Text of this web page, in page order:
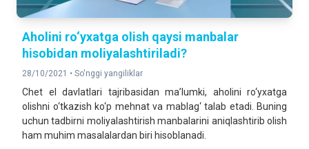
Aholini ro‘yxatga olish qaysi manbalar
hisobidan moliyalashtiriladi?
28/10/2021 • So'nggi yangiliklar
Chet el davlatlari tajribasidan ma’lumki, aholini ro‘yxatga
olishni o‘tkazish ko‘p mehnat va mablag‘ talab etadi. Buning
uchun tadbirni moliyalashtirish manbalarini aniqlashtirib olish
ham muhim masalalardan biri hisoblanadi.